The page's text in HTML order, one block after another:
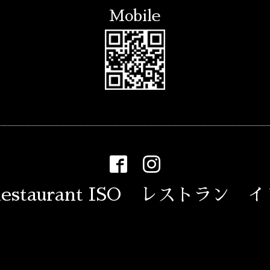
Mobile
ISO レストラン イ